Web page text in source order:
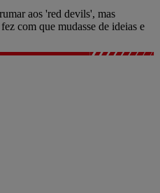
aos 'red devils', mas
com que mudasse de ideias e